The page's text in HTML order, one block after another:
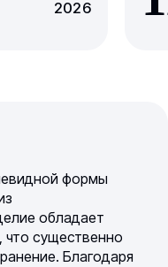
2026
формы
обладает
что существенно
Благодаря